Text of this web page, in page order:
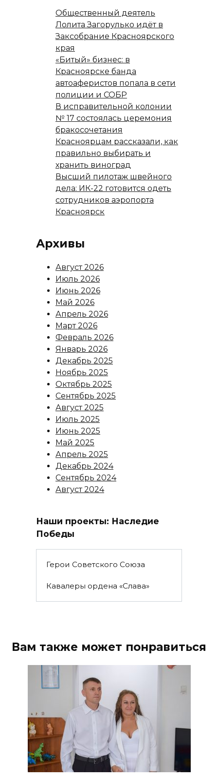
Общественный деятель
Лолита Загорулько идёт в
Заксобрание Красноярского
края
«Битый» бизнес: в
Красноярске банда
автоаферистов попала в сети
полиции и СОБР
В исправительной колонии
№ 17 состоялась церемония
бракосочетания
Красноярцам рассказали, как
правильно выбирать и
хранить виноград
Высший пилотаж швейного
дела: ИК-22 готовится одеть
сотрудников аэропорта
Красноярск
Архивы
Август 2026
Июль 2026
Июнь 2026
Май 2026
Апрель 2026
Март 2026
Февраль 2026
Январь 2026
Декабрь 2025
Ноябрь 2025
Октябрь 2025
Сентябрь 2025
Август 2025
Июль 2025
Июнь 2025
Май 2025
Апрель 2025
Декабрь 2024
Сентябрь 2024
Август 2024
Наши проекты: Наследие
Победы
Герои Советского Союза
Кавалеры ордена «Слава»
Вам также может понравиться